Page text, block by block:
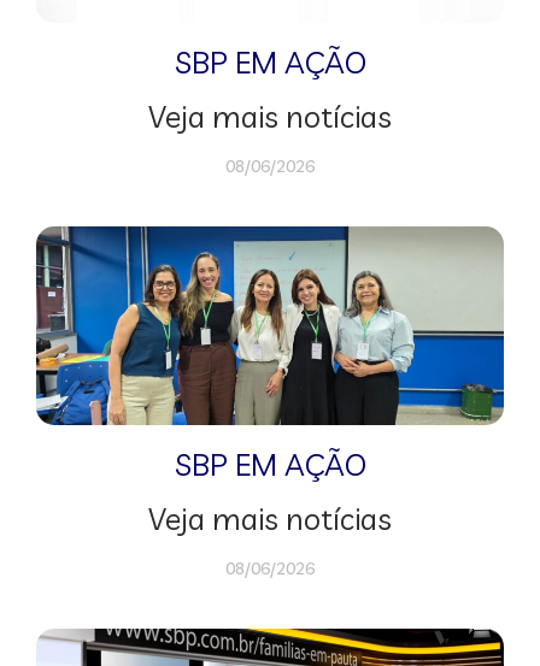
SBP EM AÇÃO
Veja mais notícias
08/06/2026
SBP EM AÇÃO
Veja mais notícias
08/06/2026